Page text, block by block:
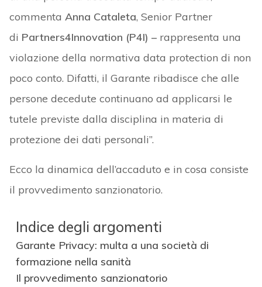
commenta Anna Cataleta, Senior Partner
di Partners4Innovation (P4I) – rappresenta una
violazione della normativa data protection di non
poco conto. Difatti, il Garante ribadisce che alle
persone decedute continuano ad applicarsi le
tutele previste dalla disciplina in materia di
protezione dei dati personali”.
Ecco la dinamica dell’accaduto e in cosa consiste
il provvedimento sanzionatorio.
Indice degli argomenti
Garante Privacy: multa a una società di
formazione nella sanità
Il provvedimento sanzionatorio